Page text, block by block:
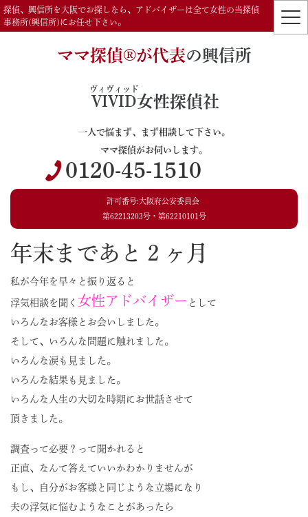
探偵、興信所を大阪でお探しなら、アドバイザーは全て女性の当探偵
事務所(興信所)にお任せ下さい。
ママ探偵®️が代表の興信所
VIVID
ヴィヴィッド
女性探偵社
一人で悩まず、まず相談して下さい。
ママ探偵がお伺いします。
0120-45-1510
許可番号:大阪府公安委員会
第62213203号・第62210101号
年末まであと２ヶ月
私が今年を早々と振り返ると
浮気相談を聞く 女性アドバイザー として
いろんなお客様とお会いしました。
そして、いろんな問題に触れました。
いろんな涙も見ました。
いろんな結果も見ました。
いろんな人生の大切な時期にお世話させて
頂きました。
調査って必要？って聞かれると
正直、なんて答えていいかわかりませんが
もし、自分がお客様と同じような立場になり
夫の浮気に悩むようなことがあったら